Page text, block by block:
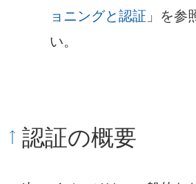
ョニングと認証 」を参
い。
認証の概要